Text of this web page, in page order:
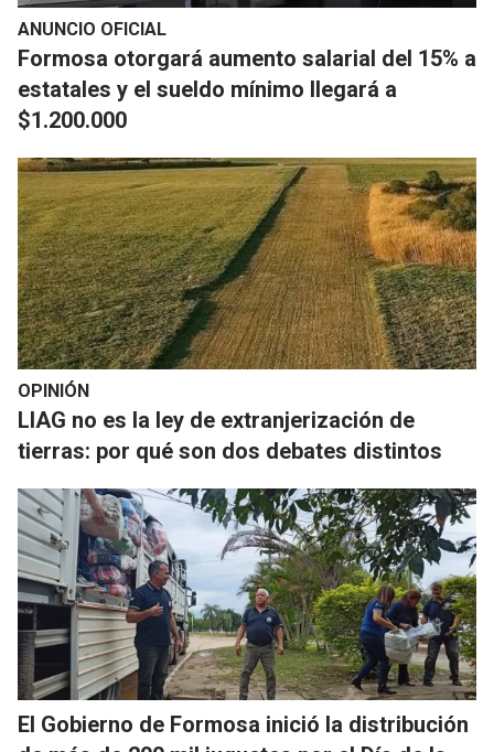
ANUNCIO OFICIAL
Formosa otorgará aumento salarial del 15% a
estatales y el sueldo mínimo llegará a
$1.200.000
OPINIÓN
LIAG no es la ley de extranjerización de
tierras: por qué son dos debates distintos
El Gobierno de Formosa inició la distribución